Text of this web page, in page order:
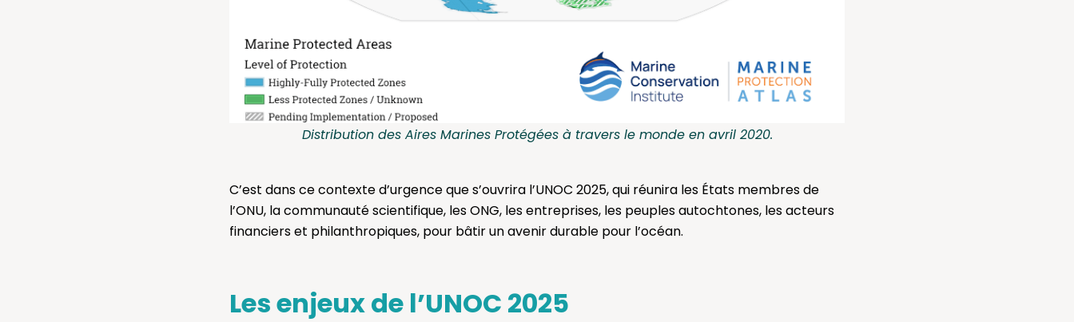
Distribution des Aires Marines Protégées à travers le monde en avril 2020.
C’est dans ce contexte d’urgence que s’ouvrira l’UNOC 2025, qui réunira les États membres de
l’ONU, la communauté scientifique, les ONG, les entreprises, les peuples autochtones, les acteurs
financiers et philanthropiques, pour bâtir un avenir durable pour l’océan.
Les enjeux de l’UNOC 2025